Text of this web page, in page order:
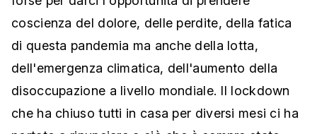
coscienza del dolore, delle perdite, della fatica
di questa pandemia ma anche della lotta,
dell'emergenza climatica, dell'aumento della
disoccupazione a livello mondiale. Il lockdown
che ha chiuso tutti in casa per diversi mesi ci ha